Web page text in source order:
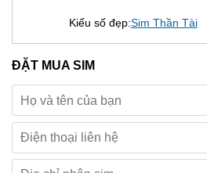
Kiểu số đẹp:Sim Thần Tài
ĐẶT MUA SIM